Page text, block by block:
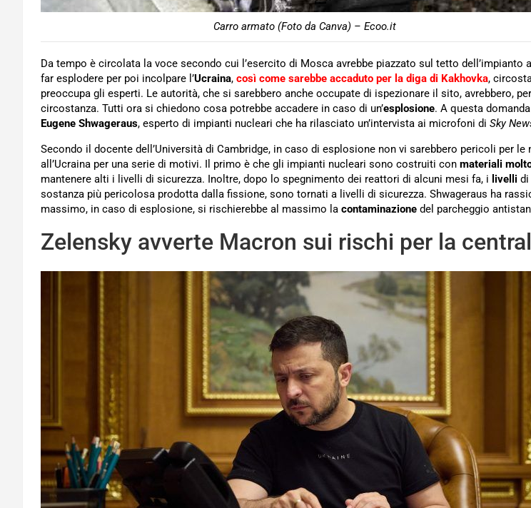
Carro armato (Foto da Canva) – Ecoo.it
Da tempo è circolata la voce secondo cui l’esercito di Mosca avrebbe piazzato sul tetto dell’impianto
far esplodere per poi incolpare l’Ucraina, così come sarebbe accaduto per la diga di Kakhovka,
preoccupa gli esperti. Le autorità, che si sarebbero anche occupate di ispezionare il sito, avrebbero,
circostanza. Tutti ora si chiedono cosa potrebbe accadere in caso di un’esplosione. A questa
Eugene Shwageraus, esperto di impianti nucleari che ha rilasciato un’intervista ai microfoni di Sky
Secondo il docente dell’Università di Cambridge, in caso di esplosione non vi sarebbero pericoli per le
all’Ucraina per una serie di motivi. Il primo è che gli impianti nucleari sono costruiti con materiali
mantenere alti i livelli di sicurezza. Inoltre, dopo lo spegnimento dei reattori di alcuni mesi fa, i livelli di
sostanza più pericolosa prodotta dalla fissione, sono tornati a livelli di sicurezza. Shwageraus ha
massimo, in caso di esplosione, si rischierebbe al massimo la contaminazione del parcheggio
Zelensky avverte Macron sui rischi per la